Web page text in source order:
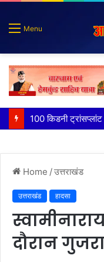
Menu
पात्र लोगों को सरकारी
Home /उत्तराखंड
उत्तराखंड हादसा
दौरान